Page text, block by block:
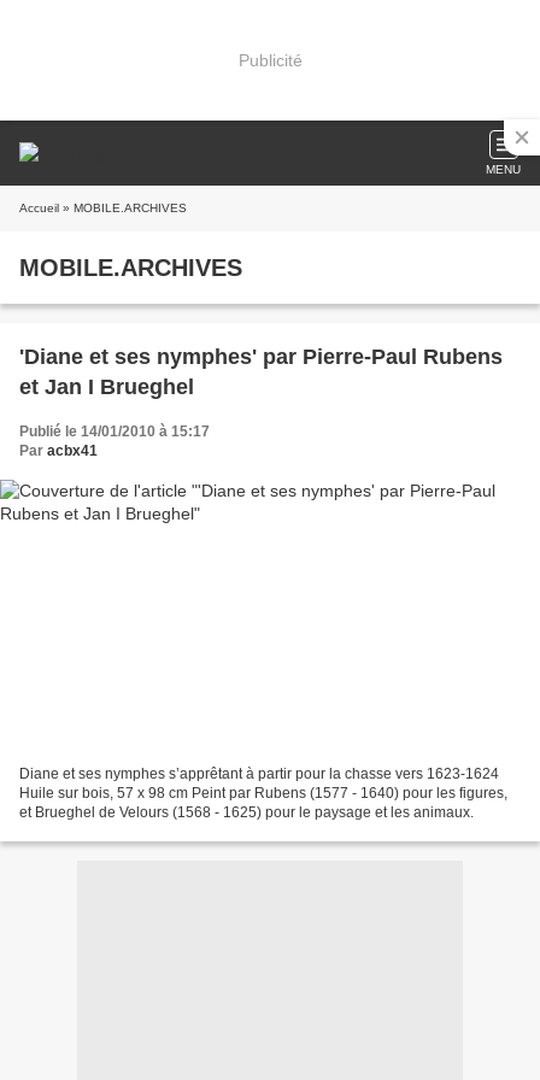
Publicité
MENU
Accueil » MOBILE.ARCHIVES
MOBILE.ARCHIVES
'Diane et ses nymphes' par Pierre-Paul Rubens
et Jan I Brueghel
Publié le 14/01/2010 à 15:17
Par acbx41
Diane et ses nymphes s’apprêtant à partir pour la chasse vers 1623-1624
Huile sur bois, 57 x 98 cm Peint par Rubens (1577 - 1640) pour les figures,
et Brueghel de Velours (1568 - 1625) pour le paysage et les animaux.